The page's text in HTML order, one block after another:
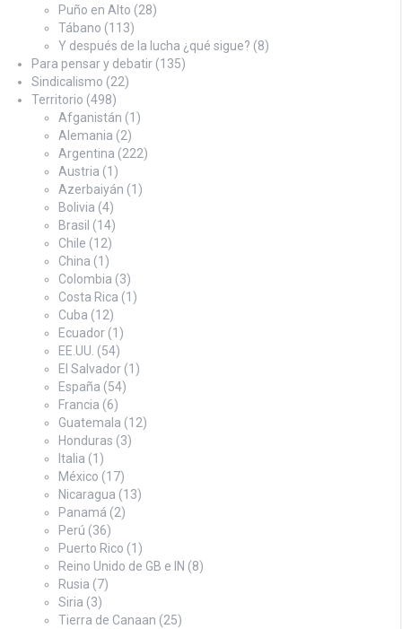
Puño en Alto (28)
Tábano (113)
Y después de la lucha ¿qué sigue? (8)
Para pensar y debatir (135)
Sindicalismo (22)
Territorio (498)
Afganistán (1)
Alemania (2)
Argentina (222)
Austria (1)
Azerbaiyán (1)
Bolivia (4)
Brasil (14)
Chile (12)
China (1)
Colombia (3)
Costa Rica (1)
Cuba (12)
Ecuador (1)
EE.UU. (54)
El Salvador (1)
España (54)
Francia (6)
Guatemala (12)
Honduras (3)
Italia (1)
México (17)
Nicaragua (13)
Panamá (2)
Perú (36)
Puerto Rico (1)
Reino Unido de GB e IN (8)
Rusia (7)
Siria (3)
Tierra de Canaan (25)